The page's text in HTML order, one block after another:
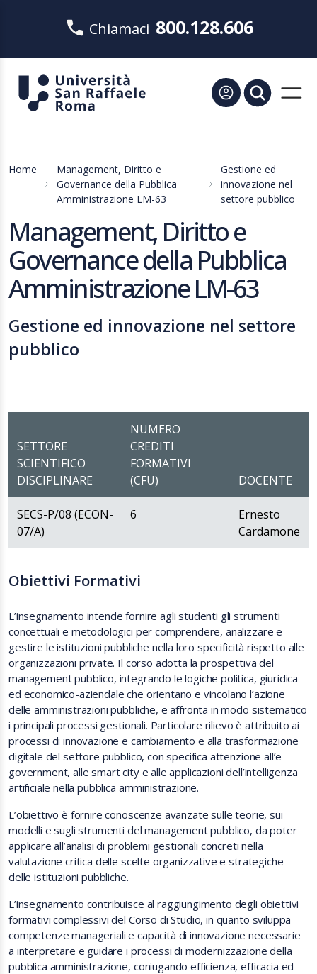
Chiamaci 800.128.606
Home
Management, Diritto e
Governance della Pubblica
Amministrazione LM-63
Gestione ed
innovazione nel
settore pubblico
Management, Diritto e
Governance della Pubblica
Amministrazione LM-63
Gestione ed innovazione nel settore
pubblico
SETTORE
SCIENTIFICO
DISCIPLINARE
NUMERO
CREDITI
FORMATIVI
(CFU)
DOCENTE
SECS-P/08 (ECON-
07/A)
6
Ernesto
Cardamone
Obiettivi Formativi
L’insegnamento intende fornire agli studenti gli strumenti
concettuali e metodologici per comprendere, analizzare e
gestire le istituzioni pubbliche nella loro specificità rispetto alle
organizzazioni private. Il corso adotta la prospettiva del
management pubblico, integrando le logiche politica, giuridica
ed economico-aziendale che orientano e vincolano l’azione
delle amministrazioni pubbliche, e affronta in modo sistematico
i principali processi gestionali. Particolare rilievo è attribuito ai
processi di innovazione e cambiamento e alla trasformazione
digitale del settore pubblico, con specifica attenzione all’e-
government, alle smart city e alle applicazioni dell’intelligenza
artificiale nella pubblica amministrazione.
L’obiettivo è fornire conoscenze avanzate sulle teorie, sui
modelli e sugli strumenti del management pubblico, da poter
applicare all’analisi di problemi gestionali concreti nella
valutazione critica delle scelte organizzative e strategiche
delle istituzioni pubbliche.
L’insegnamento contribuisce al raggiungimento degli obiettivi
formativi complessivi del Corso di Studio, in quanto sviluppa
competenze manageriali e capacità di innovazione necessarie
a interpretare e guidare i processi di modernizzazione della
pubblica amministrazione, coniugando efficienza, efficacia ed